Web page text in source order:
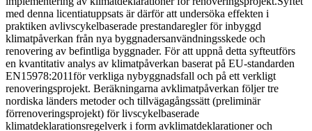
med denna licentiatuppsats är därför att undersöka effekten i
praktiken avlivscykelbaserade prestandaregler för inbyggd
klimatpåverkan från nya byggnadersanvändningsskede och
renovering av befintliga byggnader. För att uppnå detta syfteutförs
en kvantitativ analys av klimatpåverkan baserat på EU-standarden
EN15978:2011för verkliga nybyggnadsfall och på ett verkligt
renoveringsprojekt. Beräkningarna avklimatpåverkan följer tre
nordiska länders metoder och tillvägagångssätt (preliminär
förrenoveringsprojekt) för livscykelbaserade
klimatdeklarationsregelverk i form avklimatdeklarationer och